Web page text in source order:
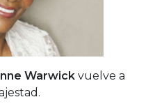
Warwick vuelve a